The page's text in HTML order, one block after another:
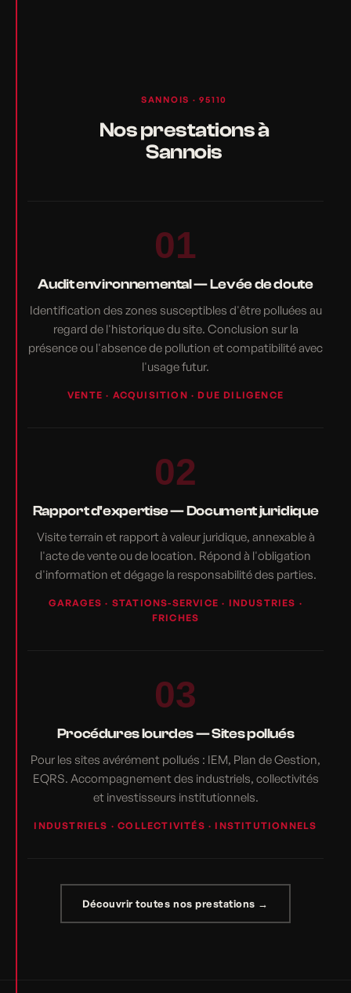
SANNOIS · 95110
Nos prestations à
Sannois
01
Audit environnemental — Levée de doute
Identification des zones susceptibles d'être polluées au
regard de l'historique du site. Conclusion sur la
présence ou l'absence de pollution et compatibilité avec
l'usage futur.
VENTE · ACQUISITION · DUE DILIGENCE
02
Rapport d'expertise — Document juridique
Visite terrain et rapport à valeur juridique, annexable à
l'acte de vente ou de location. Répond à l'obligation
d'information et dégage la responsabilité des parties.
GARAGES · STATIONS-SERVICE · INDUSTRIES ·
FRICHES
03
Procédures lourdes — Sites pollués
Pour les sites avérément pollués : IEM, Plan de Gestion,
EQRS. Accompagnement des industriels, collectivités
et investisseurs institutionnels.
INDUSTRIELS · COLLECTIVITÉS · INSTITUTIONNELS
Découvrir toutes nos prestations →